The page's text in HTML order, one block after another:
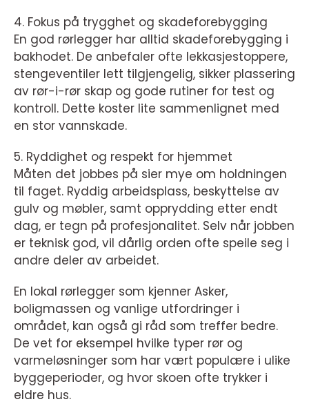
4. Fokus på trygghet og skadeforebygging
En god rørlegger har alltid skadeforebygging i
bakhodet. De anbefaler ofte lekkasjestoppere,
stengeventiler lett tilgjengelig, sikker plassering
av rør-i-rør skap og gode rutiner for test og
kontroll. Dette koster lite sammenlignet med
en stor vannskade.
5. Ryddighet og respekt for hjemmet
Måten det jobbes på sier mye om holdningen
til faget. Ryddig arbeidsplass, beskyttelse av
gulv og møbler, samt opprydding etter endt
dag, er tegn på profesjonalitet. Selv når jobben
er teknisk god, vil dårlig orden ofte speile seg i
andre deler av arbeidet.
En lokal rørlegger som kjenner Asker,
boligmassen og vanlige utfordringer i
området, kan også gi råd som treffer bedre.
De vet for eksempel hvilke typer rør og
varmeløsninger som har vært populære i ulike
byggeperioder, og hvor skoen ofte trykker i
eldre hus.